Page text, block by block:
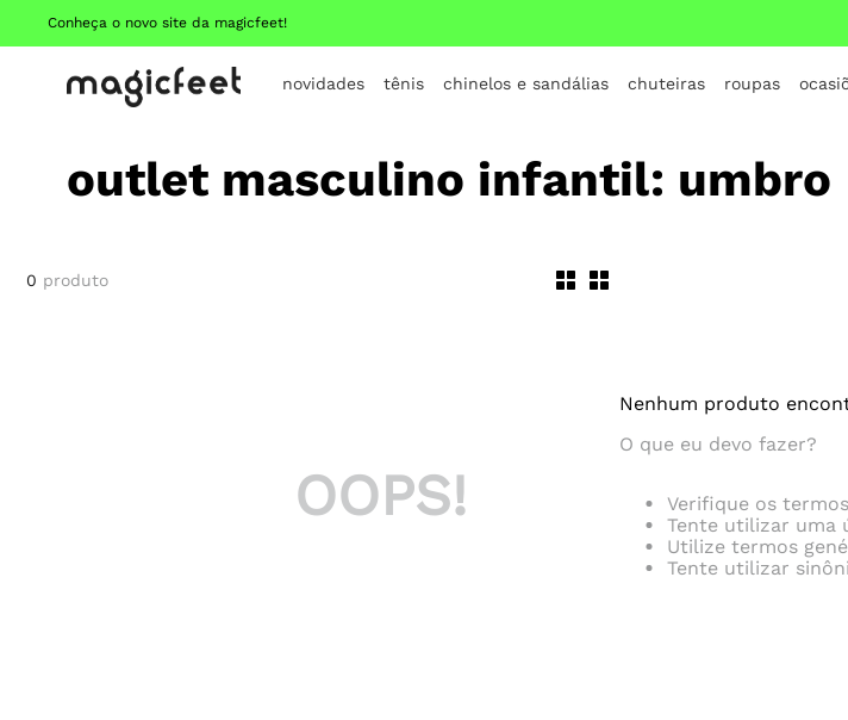
Conheça o novo site da magicfeet!
novidades tênis chinelos e sandálias chuteiras roupas
outlet masculino infantil: umbro
0 produto
OOPS!
Nenhum produto
O que eu devo fazer?
Verifique os
Tente utilizar uma
Utilize termos
Tente utilizar
1º
crocs
º
all star
vans
new balance
chuteira